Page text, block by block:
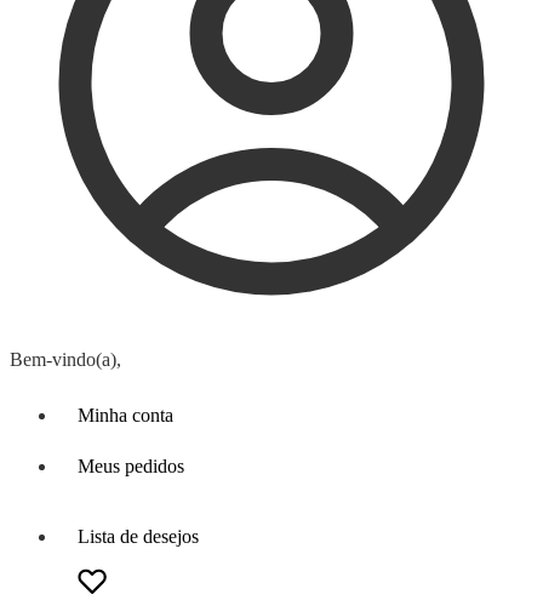
Bem-vindo(a),
Minha conta
Meus pedidos
Lista de desejos